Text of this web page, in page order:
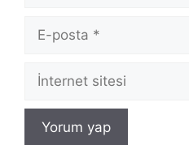
posta
İnternet
sitesi